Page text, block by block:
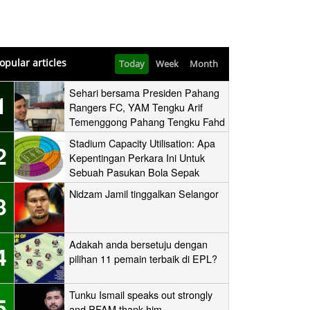
articles Today Week Month
Sehari bersama Presiden Pahang
Rangers FC, YAM Tengku Arif
Temenggong Pahang Tengku Fahd
Mua’adzam Shah Ibni Sultan Haji
Ahmad Shah
Stadium Capacity Utilisation: Apa
Kepentingan Perkara Ini Untuk
Sebuah Pasukan Bola Sepak
Nidzam Jamil tinggalkan Selangor
Adakah anda bersetuju dengan
pilihan 11 pemain terbaik di EPL?
Tunku Ismail speaks out strongly